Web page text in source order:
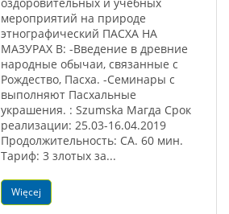
мероприятий на природе
этнографический ПАСХА НА
МАЗУРАХ В: -Введение в древние
народные обычаи, связанные с
Рождество, Пасха. -Семинары с
выполняют Пасхальные
украшения. : Szumska Магда Срок
реализации: 25.03-16.04.2019
Продолжительность: CA. 60 мин.
Тариф: 3 злотых за...
Więcej